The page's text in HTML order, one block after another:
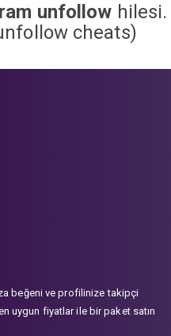
unfollow hilesi.
cheats)
beğeni ve profilinize takipçi
uygun fiyatlar ile bir paket satın